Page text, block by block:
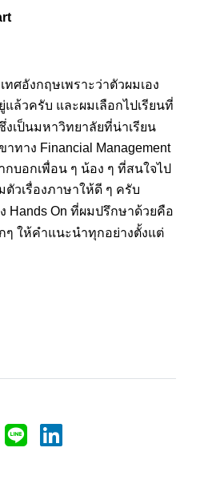
ศอังกฤษเพราะว่าตัวผมเอง
ล้วครับ และผมเลือกไปเรียนที่
งเป็นมหาวิทยาลัยที่น่าเรียน
ทาง Financial Management
บอกเพื่อน ๆ น้อง ๆ ที่สนใจไป
ตัวเรื่องภาษาให้ดี ๆ ครับ
Hands On ที่ผมปรึกษาด้วยคือ
ๆ ให้คำแนะนำทุกอย่างตั้งแต่